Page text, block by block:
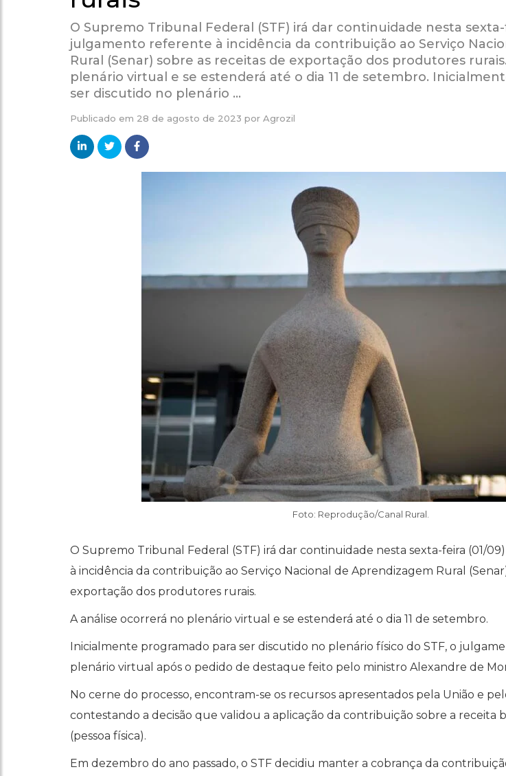
O Supremo Tribunal Federal (STF) irá dar continuidade nesta sexta-
julgamento referente à incidência da contribuição ao Serviço
Rural (Senar) sobre as receitas de exportação dos produtores
plenário virtual e se estenderá até o dia 11 de setembro.
ser discutido no plenário …
Publicado em 28 de agosto de 2023 por Agrozil
Foto: Reprodução/Canal Rural.
O Supremo Tribunal Federal (STF) irá dar continuidade nesta sexta-feira (01/
à incidência da contribuição ao Serviço Nacional de Aprendizagem Rural
exportação dos produtores rurais.
A análise ocorrerá no plenário virtual e se estenderá até o dia 11 de setembro.
Inicialmente programado para ser discutido no plenário físico do STF, o
plenário virtual após o pedido de destaque feito pelo ministro Alexandre de
No cerne do processo, encontram-se os recursos apresentados pela União e
contestando a decisão que validou a aplicação da contribuição sobre a receita
(pessoa física).
Em dezembro do ano passado, o STF decidiu manter a cobrança da